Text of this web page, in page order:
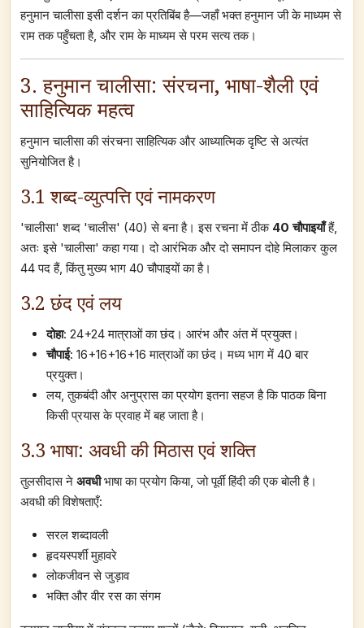
हनुमान चालीसा इसी दर्शन का प्रतिबिंब है—जहाँ भक्त हनुमान जी के माध्यम से
राम तक पहुँचता है, और राम के माध्यम से परम सत्य तक।
3. हनुमान चालीसा: संरचना, भाषा-शैली एवं
साहित्यिक महत्व
हनुमान चालीसा की संरचना साहित्यिक और आध्यात्मिक दृष्टि से अत्यंत
सुनियोजित है।
3.1 शब्द-व्युत्पत्ति एवं नामकरण
'चालीसा' शब्द 'चालीस' (40) से बना है। इस रचना में ठीक 40 चौपाइयाँहैं,
अतः इसे 'चालीसा' कहा गया। दो आरंभिक और दो समापन दोहे मिलाकर कुल
44 पद हैं, किंतु मुख्य भाग 40 चौपाइयों का है।
3.2 छंद एवं लय
दोहा: 24+24 मात्राओं का छंद। आरंभ और अंत में प्रयुक्त।
चौपाई: 16+16+16+16 मात्राओं का छंद। मध्य भाग में 40 बार
प्रयुक्त।
लय, तुकबंदी और अनुप्रास का प्रयोग इतना सहज है कि पाठक बिना
किसी प्रयास के प्रवाह में बह जाता है।
3.3 भाषा: अवधी की मिठास एवं शक्ति
तुलसीदास ने अवधीभाषा का प्रयोग किया, जो पूर्वी हिंदी की एक बोली है।
अवधी की विशेषताएँ:
सरल शब्दावली
हृदयस्पर्शी मुहावरे
लोकजीवन से जुड़ाव
भक्ति और वीर रस का संगम